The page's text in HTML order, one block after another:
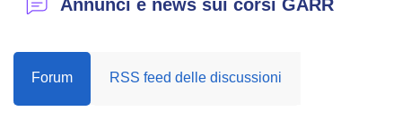
Annunci e news sui corsi GARR
Forum RSS feed delle discussioni